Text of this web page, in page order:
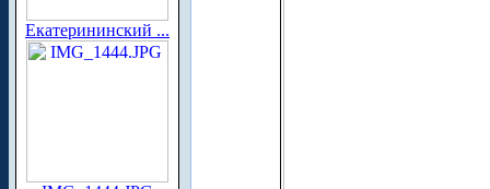
Екатерининский ...